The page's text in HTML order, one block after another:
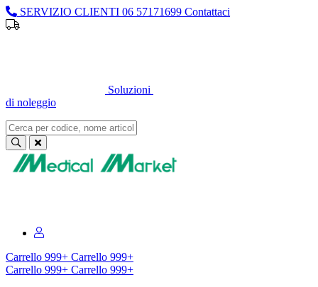
SERVIZIO CLIENTI 06 57171699 Contattaci
Soluzioni
di noleggio
Carrello 999+ Carrello 999+
Carrello 999+ Carrello 999+